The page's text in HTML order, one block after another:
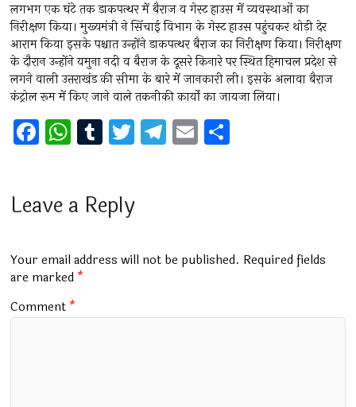
लगभग एक घंटे तक डाकपत्थर में बैराज व गेस्ट हाउस में व्यवस्थाओं का
निरीक्षण किया। मुख्यमंत्री ने सिंचाई विभाग के गेस्ट हाउस पहुंचकर थोड़ी देर
आराम किया इसके पश्चात उन्होंने डाकपत्थर बैराज का निरीक्षण किया। निरीक्षण
के दौरान उन्होंने यमुना नदी व बैराज के दूसरे किनारे पर स्थित हिमाचल प्रदेश से
लगने वाली उत्तराखंड की सीमा के बारे में जानकारी ली। इसके अलावा बैराज
कंट्रोल रूम में किए जाने वाले तकनीकी कार्यों का जायजा लिया।
F
a
b
o
k
W
h
s
p
p
T
u
bl
T
wi
er
T
el
m
E
m
Leave a Reply
Your email address will not be published. Required fields
are marked *
Comment *